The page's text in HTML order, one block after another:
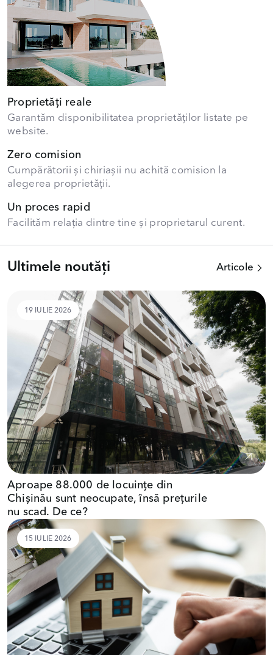
Proprietăți reale
Garantăm disponibilitatea proprietăților listate pe
website.
Zero comision
Cumpărătorii și chiriașii nu achită comision la
alegerea proprietății.
Un proces rapid
Facilităm relația dintre tine și proprietarul curent.
Ultimele noutăți Articole
19 IULIE 2026
Aproape 88.000 de locuințe din
Chișinău sunt neocupate, însă prețurile
nu scad. De ce?
15 IULIE 2026